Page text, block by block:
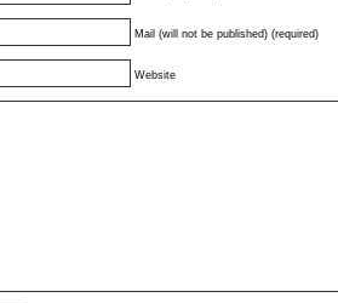
Mail (will not be published) (required)
Website